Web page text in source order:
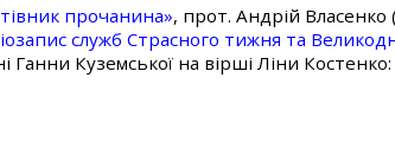
прочанина», прот. Андрій
служб Страсного тижня та
Ганни Куземської на вірші Ліни Костенко: